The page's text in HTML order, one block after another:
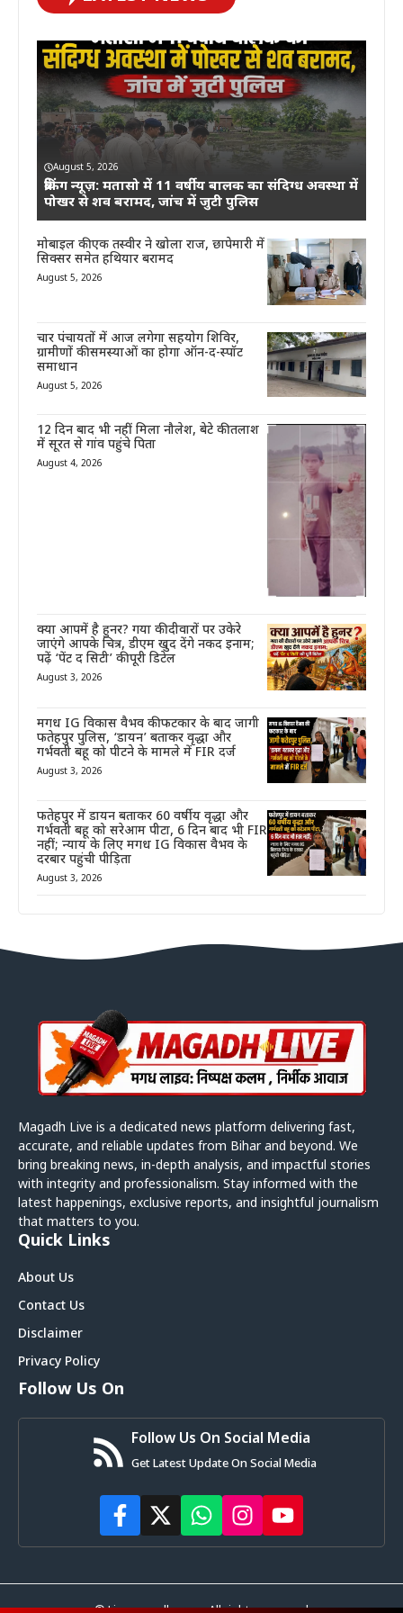
August 5, 2026
ब्रेकिंग न्यूज़: मतासो में 11 वर्षीय बालक का संदिग्ध अवस्था में
पोखर से शव बरामद, जांच में जुटी पुलिस
मोबाइल की एक तस्वीर ने खोला राज, छापेमारी में
सिक्सर समेत हथियार बरामद
August 5, 2026
चार पंचायतों में आज लगेगा सहयोग शिविर,
ग्रामीणों की समस्याओं का होगा ऑन-द-स्पॉट
समाधान
August 5, 2026
12 दिन बाद भी नहीं मिला नौलेश, बेटे की तलाश
में सूरत से गांव पहुंचे पिता
August 4, 2026
क्या आपमें है हुनर? गया की दीवारों पर उकेरे
जाएंगे आपके चित्र, डीएम खुद देंगे नकद इनाम;
पढ़ें ‘पेंट द सिटी’ की पूरी डिटेल
August 3, 2026
मगध IG विकास वैभव की फटकार के बाद जागी
फतेहपुर पुलिस, ‘डायन’ बताकर वृद्धा और
गर्भवती बहू को पीटने के मामले में FIR दर्ज
August 3, 2026
फतेहपुर में डायन बताकर 60 वर्षीय वृद्धा और
गर्भवती बहू को सरेआम पीटा, 6 दिन बाद भी FIR
नहीं; न्याय के लिए मगध IG विकास वैभव के
दरबार पहुंची पीड़िता
August 3, 2026
Magadh Live is a dedicated news platform delivering fast,
accurate, and reliable updates from Bihar and beyond. We
bring breaking news, in-depth analysis, and impactful stories
with integrity and professionalism. Stay informed with the
latest happenings, exclusive reports, and insightful journalism
that matters to you.
Quick Links
About Us
Contact Us
Disclaimer
Privacy Policy
Follow Us On
Follow Us On Social Media
Get Latest Update On Social Media